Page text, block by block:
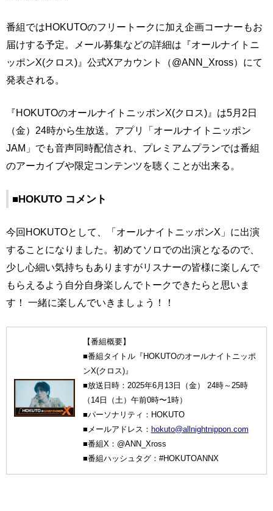
番組ではHOKUTOのフリートークに加え企画コーナーもお
届けする予定。メール募集などの詳細は『オールナイトニ
ッポンX(クロス)』公式Xアカウント（@ANN_Xross）にて
発表される。
『HOKUTOのオールナイトニッポンX(クロス)』は5月2日
（金）24時から生放送。アプリ「オールナイトニッポン
JAM」でも音声同時配信され、プレミアムプランでは番組
のアーカイブや限定コンテンツを聴くことが出来る。
■HOKUTO コメント
今回HOKUTOとして、「オールナイトニッポンX」に出演
することになりました。初めてソロでの出演となるので、
少し心細い気持ちもありますがリスナーの皆様に楽しんで
もらえるよう自分自身楽しんでトークできたらと思いま
す！ 一緒に楽しんでいきましょう！！
【番組概要】
■番組タイトル『HOKUTOのオールナイトニッポ
ンX(クロス)』
■放送日時：2025年6月13日（金） 24時～25時
（14日（土）午前0時〜1時）
■パーソナリティ：HOKUTO
■メールアドレス： hokuto@allnightnippon.com
■番組X：@ANN_Xross
■番組ハッシュタグ：#HOKUTOANNX